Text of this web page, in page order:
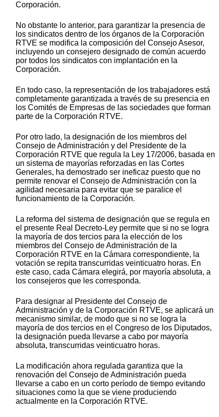
Corporación.
No obstante lo anterior, para garantizar la presencia de
los sindicatos dentro de los órganos de la Corporación
RTVE se modifica la composición del Consejo Asesor,
incluyendo un consejero designado de común acuerdo
por todos los sindicatos con implantación en la
Corporación.
En todo caso, la representación de los trabajadores está
completamente garantizada a través de su presencia en
los Comités de Empresas de las sociedades que forman
parte de la Corporación RTVE.
Por otro lado, la designación de los miembros del
Consejo de Administración y del Presidente de la
Corporación RTVE que regula la Ley 17/2006, basada en
un sistema de mayorías reforzadas en las Cortes
Generales, ha demostrado ser ineficaz puesto que no
permite renovar el Consejo de Administración con la
agilidad necesaria para evitar que se paralice el
funcionamiento de la Corporación.
La reforma del sistema de designación que se regula en
el presente Real Decreto-Ley permite que si no se logra
la mayoría de dos tercios para la elección de los
miembros del Consejo de Administración de la
Corporación RTVE en la Cámara correspondiente, la
votación se repita transcurridas veinticuatro horas. En
este caso, cada Cámara elegirá, por mayoría absoluta, a
los consejeros que les corresponda.
Para designar al Presidente del Consejo de
Administración y de la Corporación RTVE, se aplicará un
mecanismo similar, de modo que si no se logra la
mayoría de dos tercios en el Congreso de los Diputados,
la designación pueda llevarse a cabo por mayoría
absoluta, transcurridas veinticuatro horas.
La modificación ahora regulada garantiza que la
renovación del Consejo de Administración pueda
llevarse a cabo en un corto período de tiempo evitando
situaciones como la que se viene produciendo
actualmente en la Corporación RTVE.